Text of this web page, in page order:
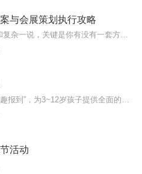
与会展策划执行攻略
活动